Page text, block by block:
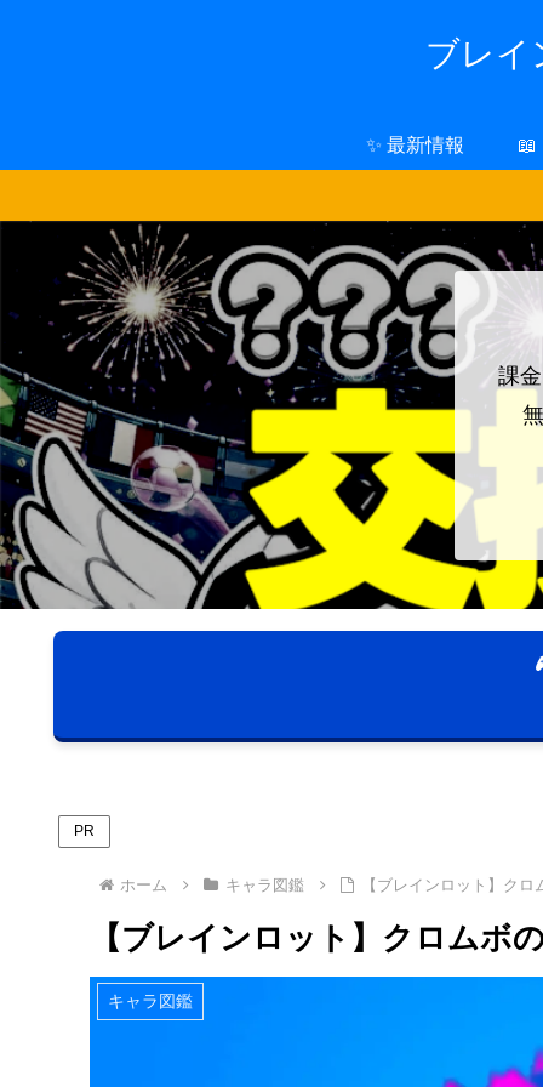
ブレイ
✨ 最新情報 📖
課
PR
ホーム キャラ図鑑 【ブレインロット】ク
【ブレインロット】クロムボ
キャラ図鑑